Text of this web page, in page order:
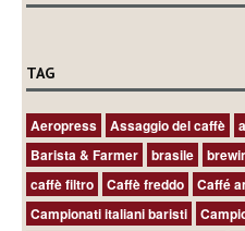
TAG
Aeropress Assaggio del caffè
Barista & Farmer
brasile
caffè filtro
Caffè freddo Caffé
Campionati italiani baristi